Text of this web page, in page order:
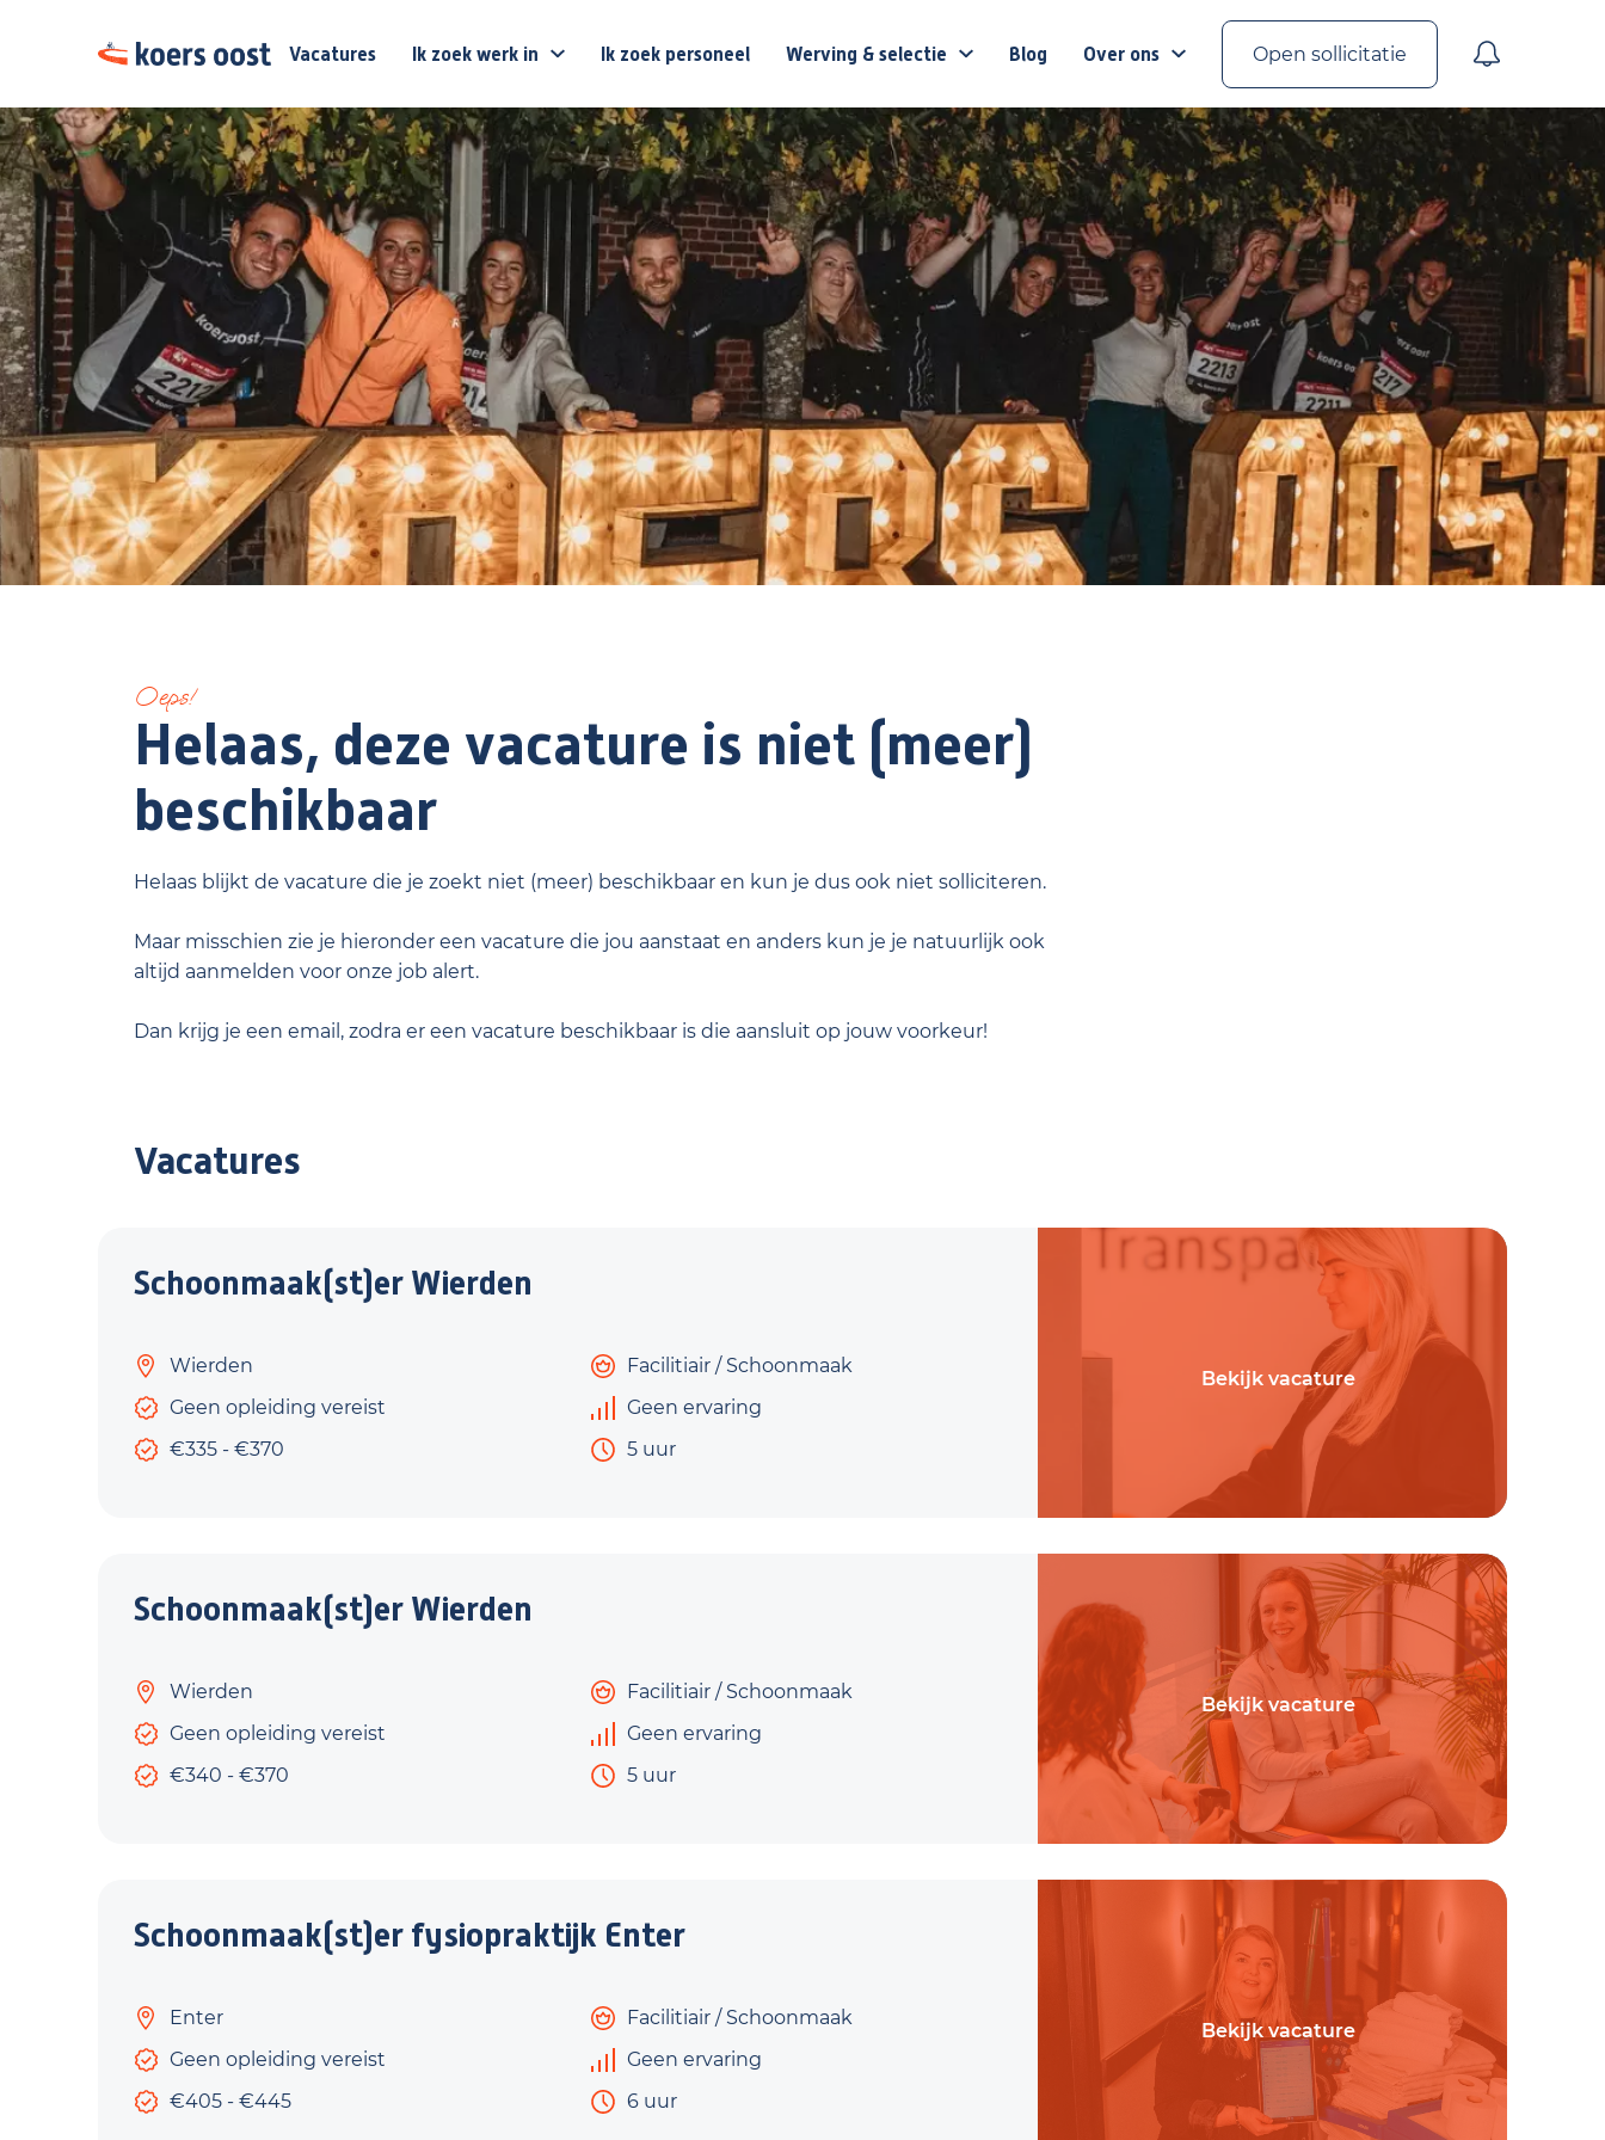
Vacatures Ik zoek werk in Ik zoek personeel Werving & selectie Blog Over ons Open sollicitatie
Oeps!
Helaas, deze vacature is niet (meer)
beschikbaar
Helaas blijkt de vacature die je zoekt niet (meer) beschikbaar en kun je dus ook niet solliciteren.
Maar misschien zie je hieronder een vacature die jou aanstaat en anders kun je je natuurlijk ook
altijd aanmelden voor onze job alert.
Dan krijg je een email, zodra er een vacature beschikbaar is die aansluit op jouw voorkeur!
Vacatures
Schoonmaak(st)er Wierden
Wierden
Facilitiair / Schoonmaak
Geen opleiding vereist
Geen ervaring
€335 - €370
5 uur
Bekijk vacature
Schoonmaak(st)er Wierden
Wierden
Facilitiair / Schoonmaak
Geen opleiding vereist
Geen ervaring
€340 - €370
5 uur
Bekijk vacature
Schoonmaak(st)er fysiopraktijk Enter
Enter
Facilitiair / Schoonmaak
Geen opleiding vereist
Geen ervaring
€405 - €445
6 uur
Bekijk vacature